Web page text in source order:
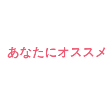
あなたにオススメ